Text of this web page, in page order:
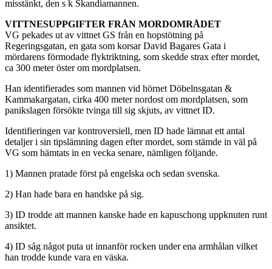
misstänkt, den s k Skandiamannen.
VITTNESUPPGIFTER FRÅN MORDOMRÅDET
VG pekades ut av vittnet GS från en hopstötning på
Regeringsgatan, en gata som korsar David Bagares Gata i
mördarens förmodade flyktriktning, som skedde strax efter mordet,
ca 300 meter öster om mordplatsen.
Han identifierades som mannen vid hörnet Döbelnsgatan &
Kammakargatan, cirka 400 meter nordost om mordplatsen, som
panikslagen försökte tvinga till sig skjuts, av vittnet ID.
Identifieringen var kontroversiell, men ID hade lämnat ett antal
detaljer i sin tipslämning dagen efter mordet, som stämde in väl på
VG som hämtats in en vecka senare, nämligen följande.
1) Mannen pratade först på engelska och sedan svenska.
2) Han hade bara en handske på sig.
3) ID trodde att mannen kanske hade en kapuschong uppknuten runt
ansiktet.
4) ID såg något puta ut innanför rocken under ena armhålan vilket
han trodde kunde vara en väska.